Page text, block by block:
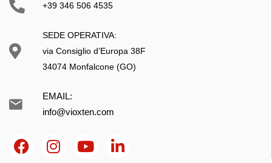
+39 346 506 4535
SEDE OPERATIVA:
via Consiglio d’Europa 38F
34074 Monfalcone (GO)
EMAIL:
info@vioxten.com